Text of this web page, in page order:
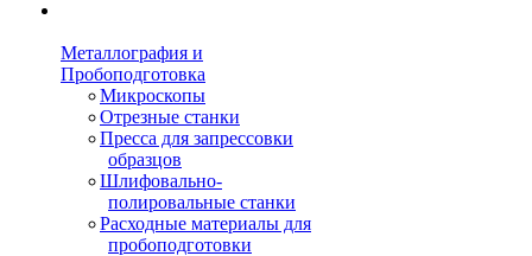
Металлография и
Пробоподготовка
Микроскопы
Отрезные станки
Пресса для запрессовки
образцов
Шлифовально-
полировальные станки
Расходные материалы для
пробоподготовки